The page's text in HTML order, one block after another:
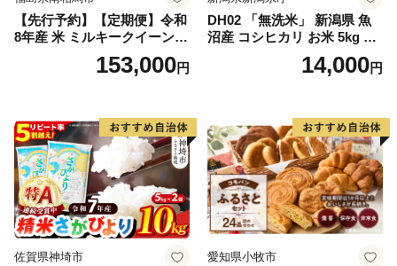
【先行予約】【定期便】令和
8年産 米 ミルキークイーン
白米 45kg (5kg×9回) | ミルキ
ークイーン 米5kg 福島 福島
福島県 南相馬市 cu006-ae
153,000円
DH02 「無洗米」 新潟県 魚
沼産 コシヒカリ お米 5kg こ
しひかり 精米 米（お米の美
味しい炊き方ガイド付き）
14,000円
佐賀県神埼市 愛知県小牧市